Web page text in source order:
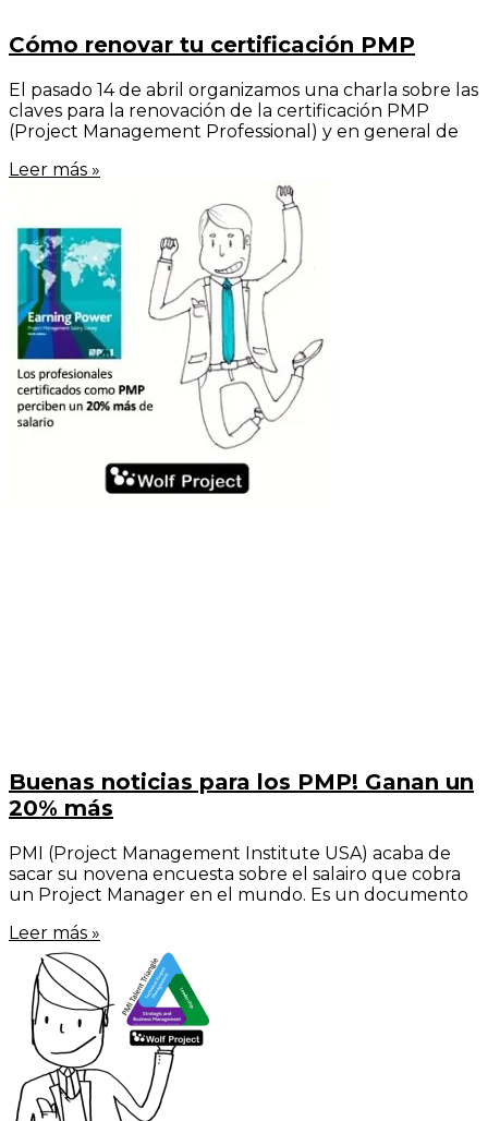
Cómo renovar tu certificación PMP
El pasado 14 de abril organizamos una charla sobre las
claves para la renovación de la certificación PMP
(Project Management Professional) y en general de
Leer más »
Buenas noticias para los PMP! Ganan un
20% más
PMI (Project Management Institute USA) acaba de
sacar su novena encuesta sobre el salairo que cobra
un Project Manager en el mundo. Es un documento
Leer más »